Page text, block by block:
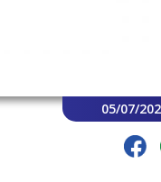
05/07/